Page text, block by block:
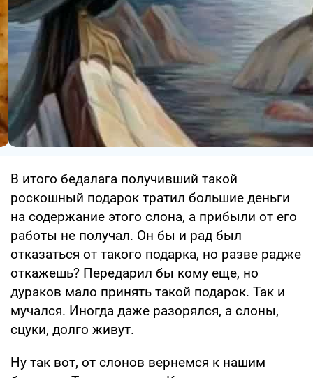
В итого бедалага получивший такой
роскошный подарок тратил большие деньги
на содержание этого слона, а прибыли от его
работы не получал. Он бы и рад был
отказаться от такого подарка, но разве радже
откажешь? Передарил бы кому еще, но
дураков мало принять такой подарок. Так и
мучался. Иногда даже разорялся, а слоны,
сцуки, долго живут.
Ну так вот, от слонов вернемся к нашим